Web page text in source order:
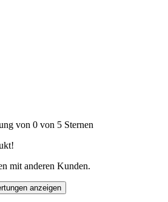
von 0 von 5 Sternen
mit anderen Kunden.
anzeigen